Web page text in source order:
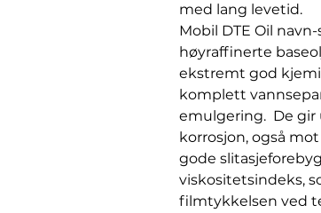
med lang levetid.
Mobil DTE Oil
høyraffinerte
ekstremt god
komplett
emulgering. De
korrosjon, også
gode
viskositetsindeks,
filmtykkelsen ved